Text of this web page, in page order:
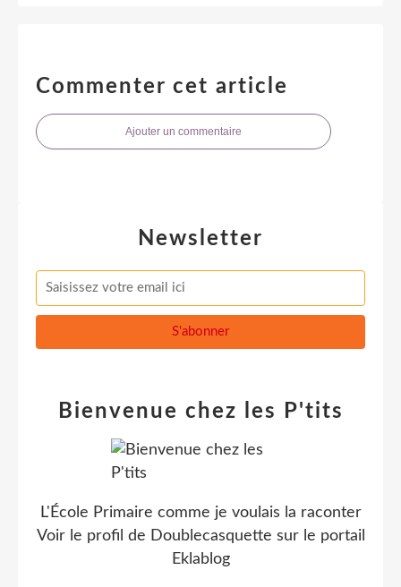
Commenter cet article
Ajouter un commentaire
Newsletter
Bienvenue chez les P'tits
L'École Primaire comme je voulais la raconter
Voir le profil de Doublecasquette sur le portail
Eklablog